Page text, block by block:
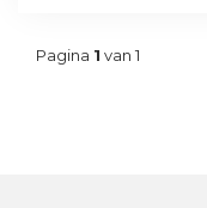
Pagina 1 van 1